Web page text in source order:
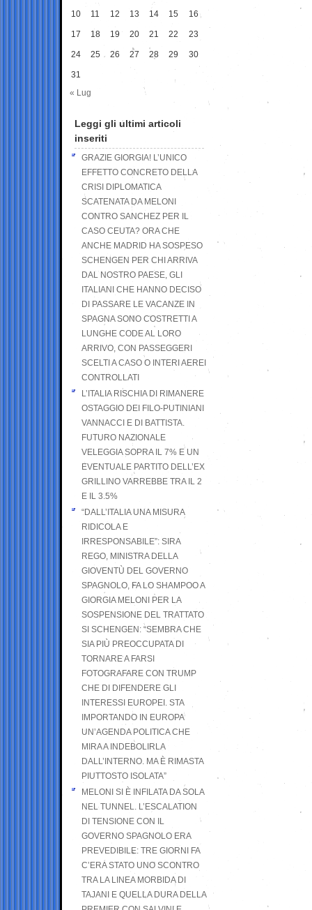
10 11 12 13 14 15 16
17 18 19 20 21 22 23
24 25 26 27 28 29 30
31
« Lug
Leggi gli ultimi articoli
inseriti
GRAZIE GIORGIA! L’UNICO
EFFETTO CONCRETO DELLA
CRISI DIPLOMATICA
SCATENATA DA MELONI
CONTRO SANCHEZ PER IL
CASO CEUTA? ORA CHE
ANCHE MADRID HA SOSPESO
SCHENGEN PER CHI ARRIVA
DAL NOSTRO PAESE, GLI
ITALIANI CHE HANNO DECISO
DI PASSARE LE VACANZE IN
SPAGNA SONO COSTRETTI A
LUNGHE CODE AL LORO
ARRIVO, CON PASSEGGERI
SCELTI A CASO O INTERI AEREI
CONTROLLATI
L’ITALIA RISCHIA DI RIMANERE
OSTAGGIO DEI FILO-PUTINIANI
VANNACCI E DI BATTISTA.
FUTURO NAZIONALE
VELEGGIA SOPRA IL 7% E UN
EVENTUALE PARTITO DELL’EX
GRILLINO VARREBBE TRA IL 2
E IL 3.5%
“DALL’ITALIA UNA MISURA
RIDICOLA E
IRRESPONSABILE”: SIRA
REGO, MINISTRA DELLA
GIOVENTÙ DEL GOVERNO
SPAGNOLO, FA LO SHAMPOO A
GIORGIA MELONI PER LA
SOSPENSIONE DEL TRATTATO
SI SCHENGEN: “SEMBRA CHE
SIA PIÙ PREOCCUPATA DI
TORNARE A FARSI
FOTOGRAFARE CON TRUMP
CHE DI DIFENDERE GLI
INTERESSI EUROPEI. STA
IMPORTANDO IN EUROPA
UN’AGENDA POLITICA CHE
MIRA A INDEBOLIRLA
DALL’INTERNO. MA È RIMASTA
PIUTTOSTO ISOLATA”
MELONI SI È INFILATA DA SOLA
NEL TUNNEL. L’ESCALATION
DI TENSIONE CON IL
GOVERNO SPAGNOLO ERA
PREVEDIBILE: TRE GIORNI FA
C’ERA STATO UNO SCONTRO
TRA LA LINEA MORBIDA DI
TAJANI E QUELLA DURA DELLA